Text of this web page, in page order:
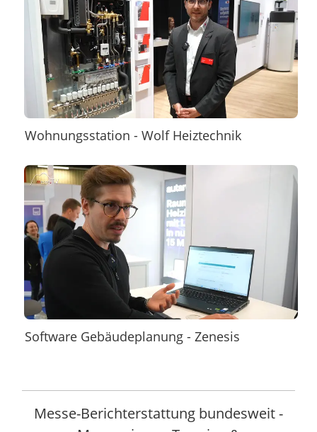
Wohnungsstation - Wolf Heiztechnik
Software Gebäudeplanung - Zenesis
Messe-Berichterstattung bundesweit -